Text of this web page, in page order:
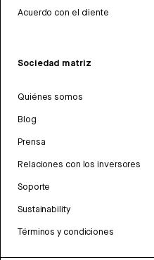
Acuerdo con el cliente
Sociedad matriz
Quiénes somos
Blog
Prensa
Relaciones con los inversores
Soporte
Sustainability
Términos y condiciones